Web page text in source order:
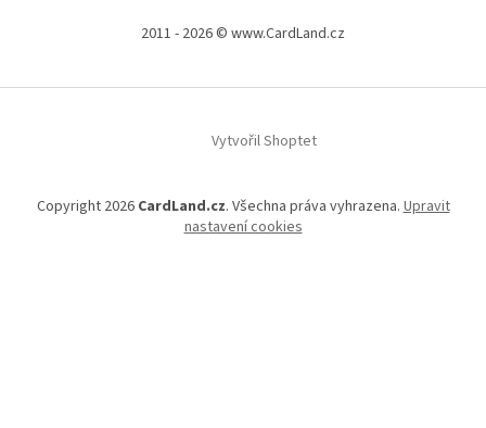
2011 - 2026 © www.CardLand.cz
Vytvořil Shoptet
Copyright 2026 CardLand.cz. Všechna práva vyhrazena.Upravit
nastavení cookies